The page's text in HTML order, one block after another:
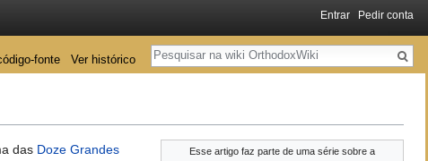
Esse artigo faz parte de uma série sobre a
das Doze Grandes
Entrar Pedir conta
fonte Ver histórico
Pesquisa